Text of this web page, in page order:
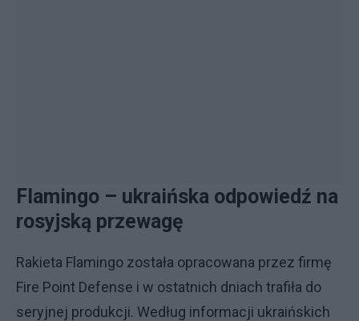
Flamingo – ukraińska odpowiedź na
rosyjską przewagę
Rakieta Flamingo została opracowana przez firmę
Fire Point Defense i w ostatnich dniach trafiła do
seryjnej produkcji. Według informacji ukraińskich